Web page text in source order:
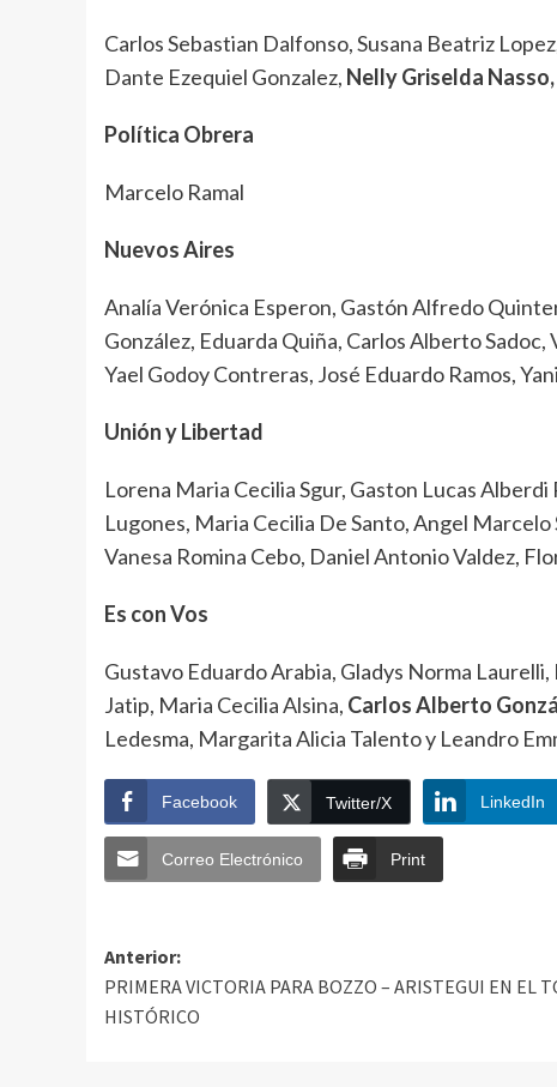
Carlos Sebastian Dalfonso, Susana Beatriz
Dante Ezequiel Gonzalez, Nelly Griselda
Política Obrera
Marcelo Ramal
Nuevos Aires
Analía Verónica Esperon, Gastón Alfredo
González, Eduarda Quiña, Carlos Alberto
Yael Godoy Contreras, José Eduardo Ramos,
Unión y Libertad
Lorena Maria Cecilia Sgur, Gaston Lucas
Lugones, Maria Cecilia De Santo, Angel
Vanesa Romina Cebo, Daniel Antonio Valdez,
Es con Vos
Gustavo Eduardo Arabia, Gladys Norma
Jatip, Maria Cecilia Alsina, Carlos Alberto
Ledesma, Margarita Alicia Talento y Leandro
Facebook Twitter/X LinkedIn
Correo Electrónico Print
Anterior:
PRIMERA VICTORIA PARA BOZZO – ARISTEGUI EN EL
HISTÓRICO